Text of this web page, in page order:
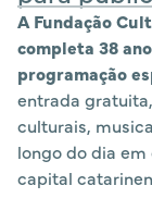
A Fundação
completa 38
programação
entrada
culturais,
longo do dia
capital